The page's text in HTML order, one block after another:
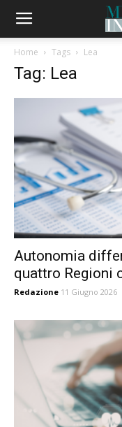
Home Tags Lea
Tag: Lea
Autonomia
quattro Regioni
Redazione 11 Giugno 2026